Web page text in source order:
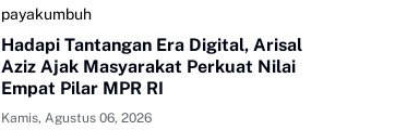
payakumbuh
Hadapi Tantangan Era Digital, Arisal
Aziz Ajak Masyarakat Perkuat Nilai
Empat Pilar MPR RI
Kamis, Agustus 06, 2026